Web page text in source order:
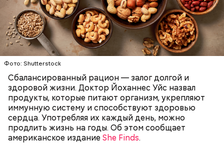
Фото: Shutterstock
Сбалансированный рацион — залог долгой и
здоровой жизни. Доктор Йоханнес Уйс назвал
продукты, которые питают организм, укрепляют
иммунную систему и способствуют здоровью
сердца. Употребляя их каждый день, можно
продлить жизнь на годы. Об этом сообщает
американское издание She Finds.
беременным, кормящим женщинам;
людям с ослабленной иммунной системой;
пожилым;
детям.